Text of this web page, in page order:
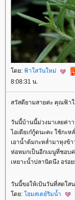
ดย: ฟ้าใสวันใหม่
8:08:31 น.
สวัสดียามสายค่ะ คุณฟ้า
วันนี้บ้านนี้ม่วงมาเลยค่าา
ไอเดียเก๋กู้ดนะคะ ใช้กะห
เอาน้ำต้มกะหล่ำมาหุงข้
ห่อหมกเป็นอีกเมนูที่ชอบ
เหยาะน้ำปลานิดนึง อร่อ
วันนี้ขอให้เป้นวันที่สดใส
ดย: ฮมสเตย์ริมน้ำ